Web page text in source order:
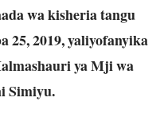
wa kisheria tangu
25, 2019, yaliyofanyika
ya Mji wa
Simiyu.